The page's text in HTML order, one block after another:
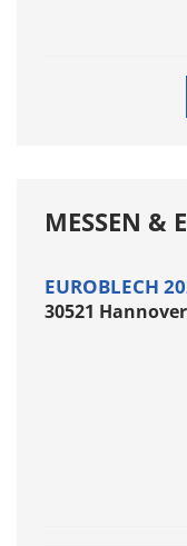
MESSEN &
EUROBLECH
30521